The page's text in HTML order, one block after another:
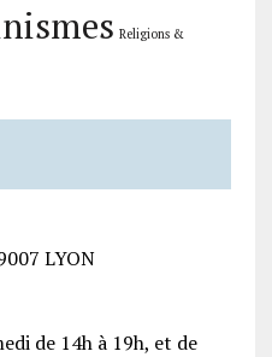
Religions &
LYON
de 14h à 19h, et de